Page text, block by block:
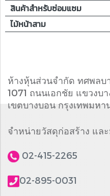
สินค้าสำหรับซ่อมแซม
ไม้หน้าสาม
ห้างหุ้นส่วนจำกัด ทศพลบ
1071 ถนนเอกชัย แขวงบ
เขตบางบอน กรุงเทพมหา
จำหน่ายวัสดุก่อสร้าง แล
02-415-2265
02-895-0031